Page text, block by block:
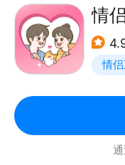
• 可查看对方手机使
• 聊天记录云端备份
• 熬夜与起床智能
• 支持查看“正在输
【让恋爱更甜的互动
• 异地也能同步看
• 指尖“亲吻”互动
情
情